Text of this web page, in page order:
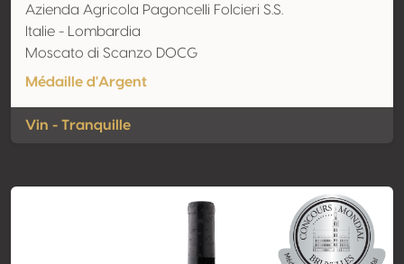
Azienda Agricola Pagoncelli Folcieri S.S.
Italie - Lombardia
Moscato di Scanzo DOCG
Médaille d'Argent
Vin - Tranquille